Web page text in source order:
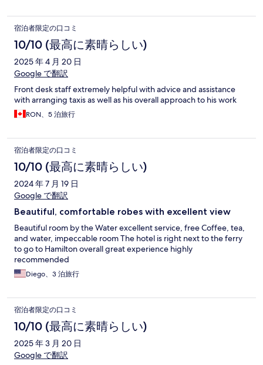
宿泊者限定の口コミ
10/10 (最高に素晴らしい)
2025 年 4 月 20 日
Google で翻訳
Front desk staff extremely helpful with advice and assistance
with arranging taxis as well as his overall approach to his work
RON、5 泊旅行
宿泊者限定の口コミ
10/10 (最高に素晴らしい)
2024 年 7 月 19 日
Google で翻訳
Beautiful, comfortable robes with excellent view
Beautiful room by the Water excellent service, free Coffee, tea,
and water, impeccable room The hotel is right next to the ferry
to go to Hamilton overall great experience highly
recommended
Diego、3 泊旅行
宿泊者限定の口コミ
10/10 (最高に素晴らしい)
2025 年 3 月 20 日
Google で翻訳